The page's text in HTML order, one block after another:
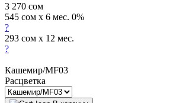
3 270 сом
545 сом x 6 мес. 0%
?
293 сом x 12 мес.
?
Кашемир/МF03
Расцветка